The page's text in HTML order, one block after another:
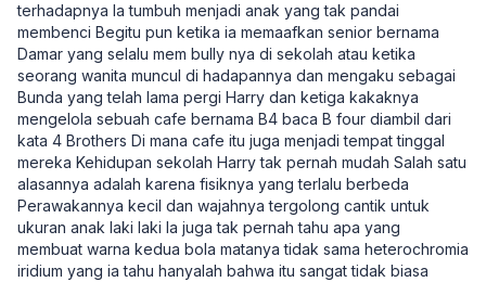
terhadapnya Ia tumbuh menjadi anak yang tak pandai
membenci Begitu pun ketika ia memaafkan senior bernama
Damar yang selalu mem bully nya di sekolah atau ketika
seorang wanita muncul di hadapannya dan mengaku sebagai
Bunda yang telah lama pergi Harry dan ketiga kakaknya
mengelola sebuah cafe bernama B4 baca B four diambil dari
kata 4 Brothers Di mana cafe itu juga menjadi tempat tinggal
mereka Kehidupan sekolah Harry tak pernah mudah Salah satu
alasannya adalah karena fisiknya yang terlalu berbeda
Perawakannya kecil dan wajahnya tergolong cantik untuk
ukuran anak laki laki Ia juga tak pernah tahu apa yang
membuat warna kedua bola matanya tidak sama heterochromia
iridium yang ia tahu hanyalah bahwa itu sangat tidak biasa